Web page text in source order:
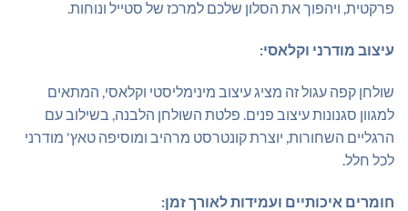
פרקטית, ויהפוך את הסלון שלכם למרכז של סטייל ונוחות.
עיצוב מודרני וקלאסי:
שולחן קפה עגול זה מציג עיצוב מינימליסטי וקלאסי, המתאים
למגוון סגנונות עיצוב פנים. פלטת השולחן הלבנה, בשילוב עם
הרגליים השחורות, יוצרת קונטרסט מרהיב ומוסיפה טאץ' מודרני
לכל חלל.
חומרים איכותיים ועמידות לאורך זמן: